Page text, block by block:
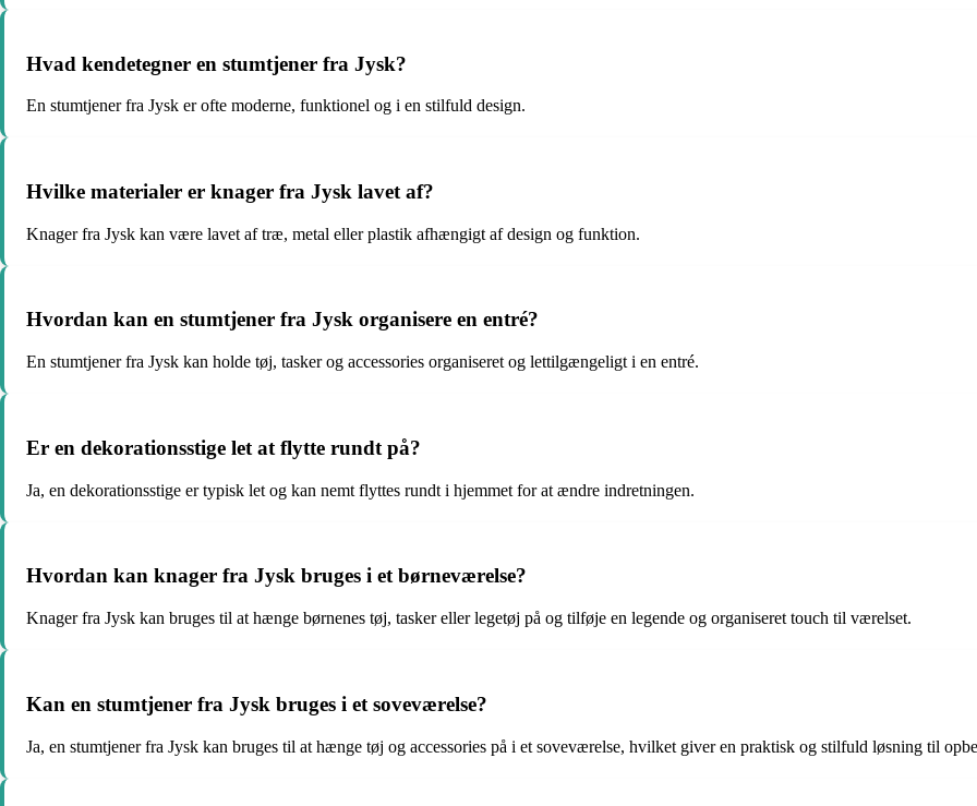
Hvad kendetegner en stumtjener fra Jysk?
En stumtjener fra Jysk er ofte moderne, funktionel og i en stilfuld design.
Hvilke materialer er knager fra Jysk lavet af?
Knager fra Jysk kan være lavet af træ, metal eller plastik afhængigt af design og funktion.
Hvordan kan en stumtjener fra Jysk organisere en entré?
En stumtjener fra Jysk kan holde tøj, tasker og accessories organiseret og lettilgængeligt i en entré.
Er en dekorationsstige let at flytte rundt på?
Ja, en dekorationsstige er typisk let og kan nemt flyttes rundt i hjemmet for at ændre indretningen.
Hvordan kan knager fra Jysk bruges i et børneværelse?
Knager fra Jysk kan bruges til at hænge børnenes tøj, tasker eller legetøj på og tilføje en legende og organiseret touch til værelset.
Kan en stumtjener fra Jysk bruges i et soveværelse?
Ja, en stumtjener fra Jysk kan bruges til at hænge tøj og accessories på i et soveværelse, hvilket giver en praktisk og stilfuld løsning til